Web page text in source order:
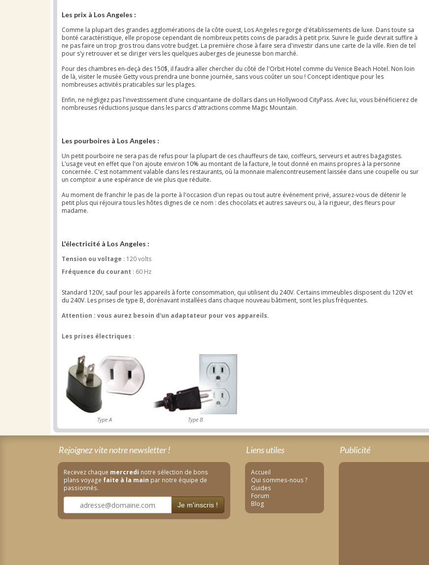
Les prix à Los Angeles :
Comme la plupart des grandes agglomérations de la côte ouest, Los Angeles regorge d'établissements de luxe. Dans toute sa
bonté caractéristique, elle propose cependant de nombreux petits coins de paradis à petit prix. Suivre le guide devrait suffire à
ne pas faire un trop gros trou dans votre budget. La première chose à faire sera d'investir dans une carte de la ville. Rien de tel
pour s'y retrouver et se diriger vers les quelques auberges de jeunesse bon marché.
Pour des chambres en-deçà des 150$, il faudra aller chercher du côté de l'Orbit Hotel comme du Venice Beach Hotel. Non loin
de là, visiter le musée Getty vous prendra une bonne journée, sans vous coûter un sou ! Concept identique pour les
nombreuses activités praticables sur les plages.
Enfin, ne négligez pas l'investissement d'une cinquantaine de dollars dans un Hollywood CityPass. Avec lui, vous bénéficierez de
nombreuses réductions jusque dans les parcs d'attractions comme Magic Mountain.
Les pourboires à Los Angeles :
Un petit pourboire ne sera pas de refus pour la plupart de ces chauffeurs de taxi, coiffeurs, serveurs et autres bagagistes.
L'usage veut en effet que l'on ajoute environ 10% au montant de la facture, le tout donné en mains propres à la personne
concernée. C'est notamment valable dans les restaurants, où la monnaie malencontreusement laissée dans une coupelle ou sur
un comptoir a une espérance de vie plus que réduite.
Au moment de franchir le pas de la porte à l'occasion d'un repas ou tout autre événement privé, assurez-vous de détenir le
petit plus qui réjouira tous les hôtes dignes de ce nom : des chocolats et autres saveurs ou, à la rigueur, des fleurs pour
madame.
L'électricité à Los Angeles :
Tension ou voltage : 120 volts
Fréquence du courant : 60 Hz
Standard 120V, sauf pour les appareils à forte consommation, qui utilisent du 240V. Certains immeubles disposent du 120V et
du 240V. Les prises de type B, dorénavant installées dans chaque nouveau bâtiment, sont les plus fréquentes.
Attention : vous aurez besoin d'un adaptateur pour vos appareils.
Les prises électriques :
Type A Type B
Rejoignez vite notre newsletter !
Recevez chaque mercredi notre sélection de bons
plans voyage faite à la main par notre équipe de
passionnés.
Je m'inscris !
Liens utiles
Accueil
Qui sommes-nous ?
Guides
Forum
Blog
Publicité